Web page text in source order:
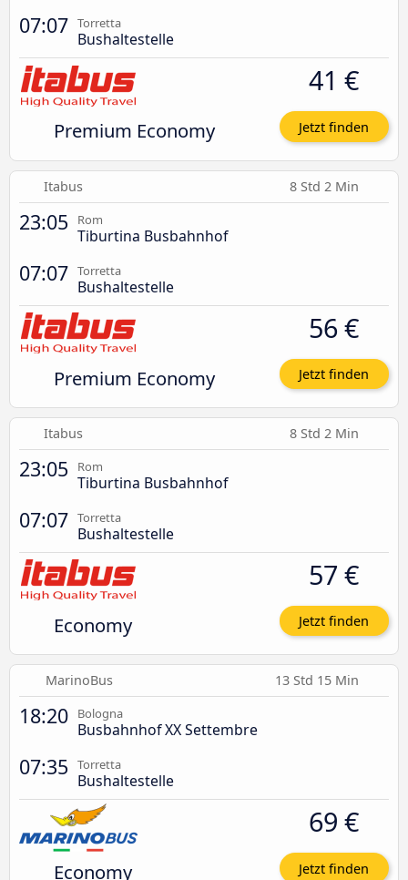
07:07 Torretta
Bushaltestelle
Premium Economy
41 €
Jetzt finden
Itabus 8 Std 2 Min
23:05 Rom
Tiburtina Busbahnhof
07:07 Torretta
Bushaltestelle
Premium Economy
56 €
Jetzt finden
Itabus 8 Std 2 Min
23:05 Rom
Tiburtina Busbahnhof
07:07 Torretta
Bushaltestelle
Economy
57 €
Jetzt finden
MarinoBus 13 Std 15 Min
18:20 Bologna
Busbahnhof XX Settembre
07:35 Torretta
Bushaltestelle
Economy
69 €
Jetzt finden